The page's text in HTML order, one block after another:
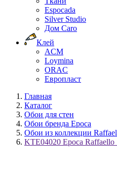
Espocada
Silver Studio
Дом Caro
Клей
ACM
Loymina
ORAC
Европласт
Главная
Каталог
Обои для стен
Обои бренда Epoca
Обои из коллекции
KTE04020 Epoca Raffaello